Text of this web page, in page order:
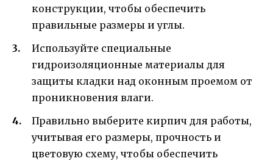
конструкции, чтобы обеспечить
правильные размеры и углы.
Используйте специальные
гидроизоляционные материалы для
защиты кладки над оконным проемом от
проникновения влаги.
Правильно выберите кирпич для работы,
учитывая его размеры, прочность и
цветовую схему, чтобы обеспечить